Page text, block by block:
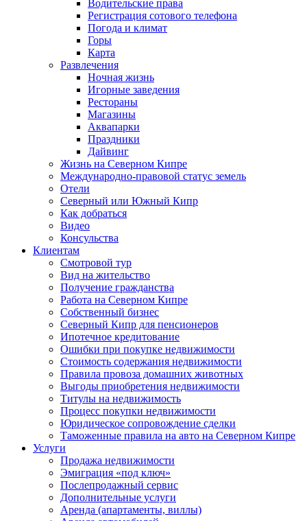
Водительские права
Регистрация сотового телефона
Погода и климат
Горы
Карта
Развлечения
Ночная жизнь
Игорные заведения
Рестораны
Магазины
Аквапарки
Праздники
Дайвинг
Жизнь на Северном Кипре
Международно-правовой статус земель
Отели
Северный или Южный Кипр
Как добраться
Видео
Консульства
Клиентам
Смотровой тур
Вид на жительство
Получение гражданства
Работа на Северном Кипре
Собственный бизнес
Северный Кипр для пенсионеров
Ипотечное кредитование
Ошибки при покупке недвижимости
Стоимость содержания недвижимости
Правила провоза домашних животных
Выгоды приобретения недвижимости
Титулы на недвижимость
Процесс покупки недвижимости
Юридическое сопровождение сделки
Таможенные правила на авто на Северном Кипре
Услуги
Продажа недвижимости
Эмиграция «под ключ»
Послепродажный сервис
Дополнительные услуги
Аренда (апартаменты, виллы)